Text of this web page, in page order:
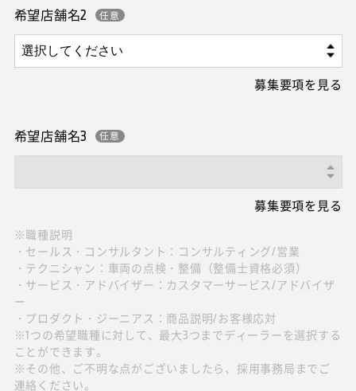
希望店舗名2
募集要項を見る
希望店舗名3
募集要項を見る
※職種説明
・セールス・コンサルタント：コンサルティング/営業
・テクニシャン：車両の点検・整備（整備士資格必須）
・サービス・アドバイザー：カスタマーサービス/アドバイザ
ー
・プロダクト・ジーニアス：商品説明/お客様応対
※1つの希望職種に対して、最大3つまでディーラーを選択する
ことができます。
※その他、ご不明な点がございましたら、採用事務局までご
連絡ください。